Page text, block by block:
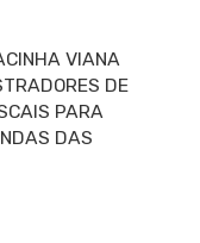
VIANA
DE
PARA
DAS